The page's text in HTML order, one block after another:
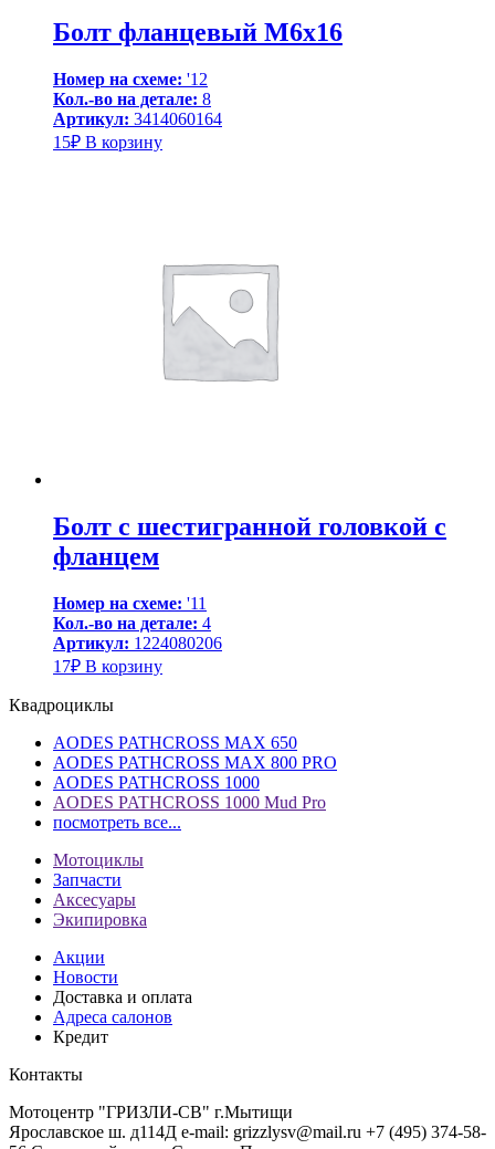
Болт фланцевый М6х16
Номер на схеме: '12
Кол.-во на детале: 8
Артикул: 3414060164
15₽ В корзину
Болт с шестигранной головкой с
фланцем
Номер на схеме: '11
Кол.-во на детале: 4
Артикул: 1224080206
17₽ В корзину
Квадроциклы
AODES PATHCROSS MAX 650
AODES PATHCROSS MAX 800 PRO
AODES PATHCROSS 1000
AODES PATHCROSS 1000 Mud Pro
посмотреть все...
Мотоциклы
Запчасти
Аксесуары
Экипировка
Акции
Новости
Доставка и оплата
Адреса салонов
Кредит
Контакты
Мотоцентр "ГРИЗЛИ-СВ" г.Мытищи
Ярославское ш. д114Д e-mail: grizzlysv@mail.ru +7 (495) 374-58-